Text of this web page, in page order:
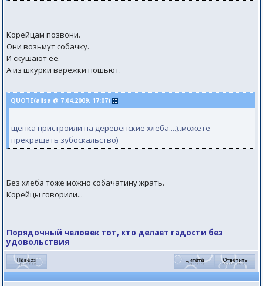
Корейцам позвони.
Они возьмут собачку.
И скушают ее.
А из шкурки варежки пошьют.
QUOTE(аlisа @ 7.04.2009, 17:07)
щенка пристроили на деревенские хлеба....)..можете
прекращать зубоскальство)
Без хлеба тоже можно собачатину жрать.
Корейцы говорили...
--------------------
Порядочный человек тот, кто делает гадости без
удовольствия